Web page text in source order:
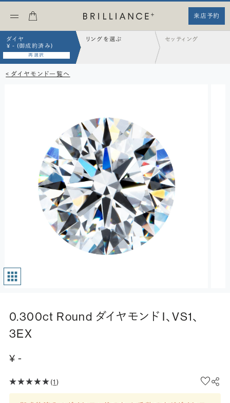
来店予約
ダイヤ
¥ - (御成約済み)
再選択
リングを選ぶ セッティング
< ダイヤモンド一覧へ
0.300ct Round ダイヤモンド I、VS1、
3EX
¥ -
(1)